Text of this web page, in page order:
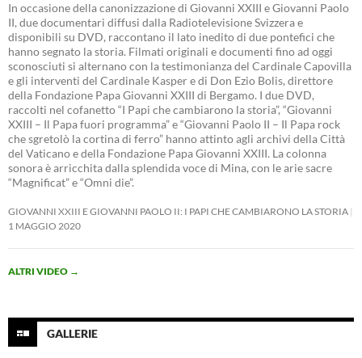
In occasione della canonizzazione di Giovanni XXIII e Giovanni Paolo
II, due documentari diffusi dalla Radiotelevisione Svizzera e
disponibili su DVD, raccontano il lato inedito di due pontefici che
hanno segnato la storia. Filmati originali e documenti fino ad oggi
sconosciuti si alternano con la testimonianza del Cardinale Capovilla
e gli interventi del Cardinale Kasper e di Don Ezio Bolis, direttore
della Fondazione Papa Giovanni XXIII di Bergamo. I due DVD,
raccolti nel cofanetto “I Papi che cambiarono la storia”, “Giovanni
XXIII – Il Papa fuori programma” e “Giovanni Paolo II – Il Papa rock
che sgretolò la cortina di ferro” hanno attinto agli archivi della Città
del Vaticano e della Fondazione Papa Giovanni XXIII. La colonna
sonora è arricchita dalla splendida voce di Mina, con le arie sacre
“Magnificat” e “Omni die”.
GIOVANNI XXIII E GIOVANNI PAOLO II: I PAPI CHE CAMBIARONO LA STORIA
1 MAGGIO 2020
ALTRI VIDEO →
GALLERIE